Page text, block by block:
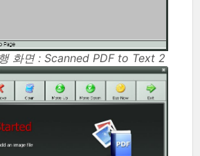
화면 : Scanned PDF to Text 2